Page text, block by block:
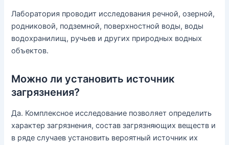
Лаборатория проводит исследования речной, озерной,
родниковой, подземной, поверхностной воды, воды
водохранилищ, ручьев и других природных водных
объектов.
Можно ли установить источник
загрязнения?
Да. Комплексное исследование позволяет определить
характер загрязнения, состав загрязняющих веществ и
в ряде случаев установить вероятный источник их